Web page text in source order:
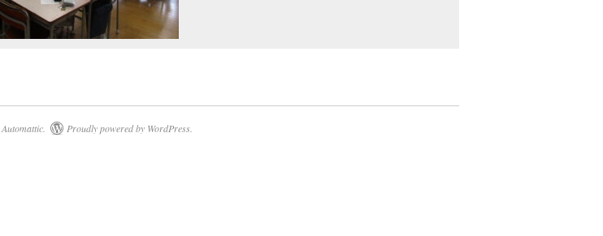
Automattic. Proudly powered by WordPress.